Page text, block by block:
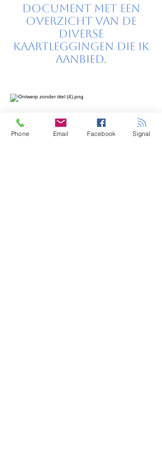
Document met een
overzicht van de
diverse
kaartleggingen die ik
aanbied.
Phone Email Facebook Signal